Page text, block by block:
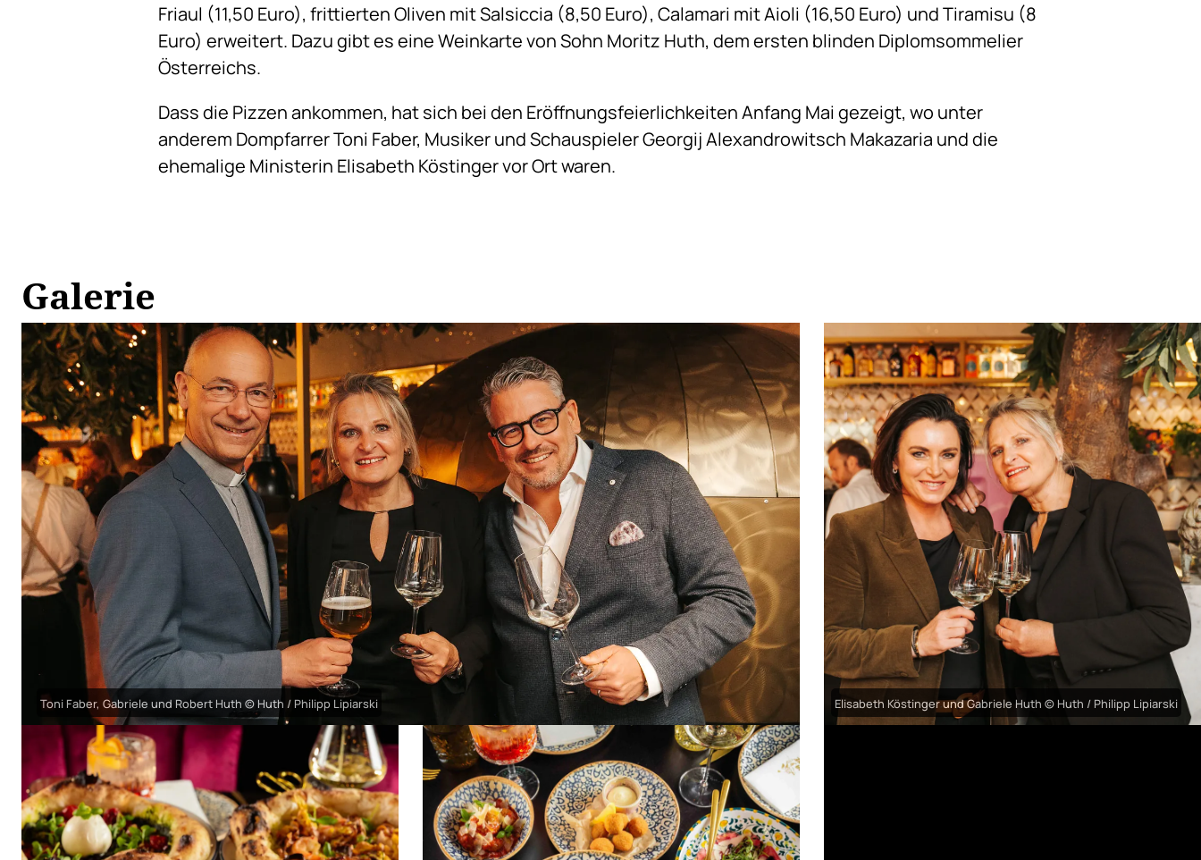
Friaul (11,50 Euro), frittierten Oliven mit Salsiccia (8,50 Euro), Calamari mit Aioli (16,50 Euro) und Tiramisu (8
Euro) erweitert. Dazu gibt es eine Weinkarte von Sohn Moritz Huth, dem ersten blinden Diplomsommelier
Österreichs.
Dass die Pizzen ankommen, hat sich bei den Eröffnungsfeierlichkeiten Anfang Mai gezeigt, wo unter
anderem Dompfarrer Toni Faber, Musiker und Schauspieler Georgij Alexandrowitsch Makazaria und die
ehemalige Ministerin Elisabeth Köstinger vor Ort waren.
Galerie
Toni Faber, Gabriele und Robert Huth © Huth / Philipp Lipiarski Elisabeth Köstinger und Gabriele Huth © Huth / Philipp Lipiarski